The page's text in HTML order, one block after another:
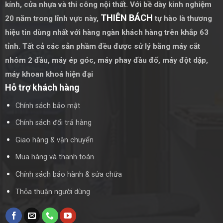
nhà cung cấp uy tín và có kinh nghiệm trong lĩnh vực hoàn
thiện bộ cửa nhôm kính lùa không ray, để đảm bảo quá
trình tư vấn và lắp đặt diễn ra một cách chuyên nghiệp và
nhanh chóng.
Bảo Dưỡng Định Kỳ
: Để bộ cửa nhôm kính lùa không ray
luôn giữ được vẻ đẹp và chức năng tốt nhất, hãy thực
hiện bảo dưỡng định kỳ bằng cách lau chùi và kiểm tra
các bộ phận có thể hỏng hóc.
Kết Luận
cho những người muốn tối ưu hóa không gian sống và tính
thẩm mỹ của ngôi nhà của mình. Với các ưu điểm vượt trội
và bí quyết hoàn thiện đúng cách, bạn sẽ sở hữu một không
kính, cửa nhựa và thi công nội thất. Với bề dày kinh nghiệm
20 năm trong lĩnh vực này, THIÊN BÁCH tự hào là thương
hiệu tin dùng nhất với hàng ngàn khách hàng trên khắp 63
tỉnh. Tất cả các sản phầm đều được sử lý bằng máy cắt
nhôm 2 đầu, máy ép góc, máy phay đầu đố, máy đột dập,
máy khoan khoá hiện đại
Hỗ trợ khách hàng
Chính sách bảo mật
Chính sách đổi trả hàng
Giao hàng & vận chuyển
Mua hàng và thanh toán
Chính sách bảo hành & sửa chữa
Thỏa thuận người dùng